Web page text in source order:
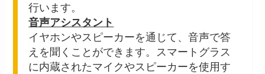
行います。
音声アシスタント
イヤホンやスピーカーを通じて、音声で答
えを聞くことができます。スマートグラス
に内蔵されたマイクやスピーカーを使用す